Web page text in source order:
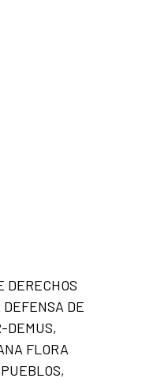
DERECHOS
DE
DEMUS,
FLORA